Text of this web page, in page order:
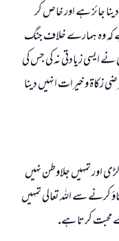
جائز ہے اور خاص كر
كہ وہ ہمارے خلاف جنگ
ايسى زيادتى نہ كى جس كى
زكاۃ و خيرات انہيں دينا
اور تمہيں جلاوطن نہيں
سے اللہ تعالى تمہيں
محبت كرتا ہے.